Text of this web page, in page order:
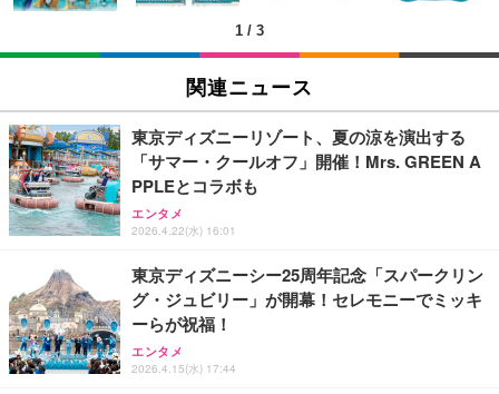
エレコム ワイヤレスキーボード メンブレン 薄型 フ
ルキーボード テンキー ブラック TK-FDM110TXBK
￥1,700
【国内正規品】Keychron B1 Pro ウルトラスリム ワ
イヤレスキーボード、ZMKカスタマイズ、シザース
イッチ、2.4 GHz/Bluetooth 5.2/有線接続、ロングバ
ッテリーライフ、Mac Windows Linux対応 (アイボ
エレコム ワイヤレスキーボード マウスセット メン
ブレン 薄型 フルキーボード ブラック TK-FDM110M
BK
REGZA レグザ テレビ 32V35S (32インチ / フルハイ
【Amazon.co.jp限定】REGZA レグザ テレビ 40V3
5N(A) (40インチ / フルハイビジョン/液晶/Airplay/ネ
ット動画対応)
【Amazon.co.jp限定】REGZA レグザ テレビ 24V3
5N(A) (24インチ / ハイビジョン/液晶/Airplay/ネット
動画対応)
￥34,000
外付けHDD 2TB ポータブルハードディスク USB3.0/
2.0対応 超薄型
￥3,999
2TB/4TB 外付けハードディスク 外付け HDD テレビ
録画対応 超高速データ転送 2.5 インチ USB3.0 対応
Mac/PC/PS4/XBox 利用可能 スリム設計 携帯に便利
【Amazon.co.jp限定】【2年保証】外付けHDD 3.5
インチ 外付けハードディスク 静音 PC/Win/Mac/テ
レビ録画/デスクトップ/ラップトップ適用 (1)容量:50
0GB)
1 / 3
関連ニュース
東京ディズニーリゾート、夏の涼を演出する
「サマー・クールオフ」開催！Mrs. GREEN A
PPLEとコラボも
エンタメ
2026.4.22(水) 16:01
東京ディズニーシー25周年記念「スパークリン
グ・ジュビリー」が開幕！セレモニーでミッキ
ーらが祝福！
エンタメ
2026.4.15(水) 17:44